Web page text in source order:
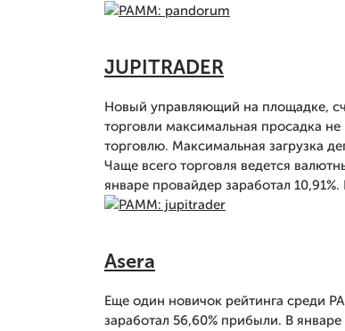
JUPITRADER
Новый управляющий на площадке,
торговли максимальная просадка
торговлю. Максимальная загрузка
Чаще всего торговля ведется
январе провайдер заработал
Asera
Еще один новичок рейтинга среди
заработал 56,60% прибыли. В